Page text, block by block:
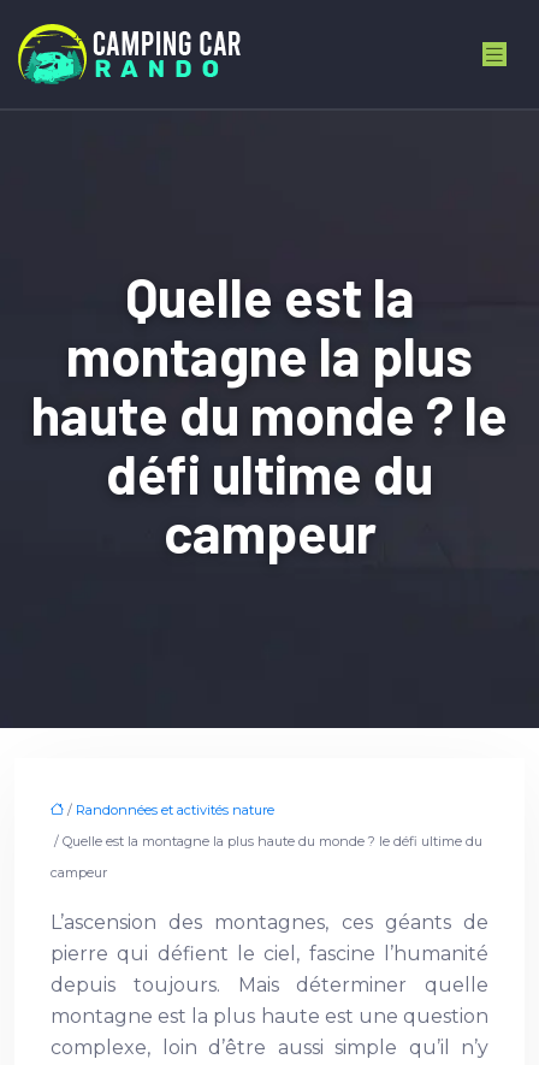
Quelle est la
montagne la plus
haute du monde ? le
défi ultime du
campeur
/ Randonnées et activités nature
/ Quelle est la montagne la plus haute du monde ? le défi ultime du
campeur
L’ascension des montagnes, ces géants de
pierre qui défient le ciel, fascine l’humanité
depuis toujours. Mais déterminer quelle
montagne est la plus haute est une question
complexe, loin d’être aussi simple qu’il n’y